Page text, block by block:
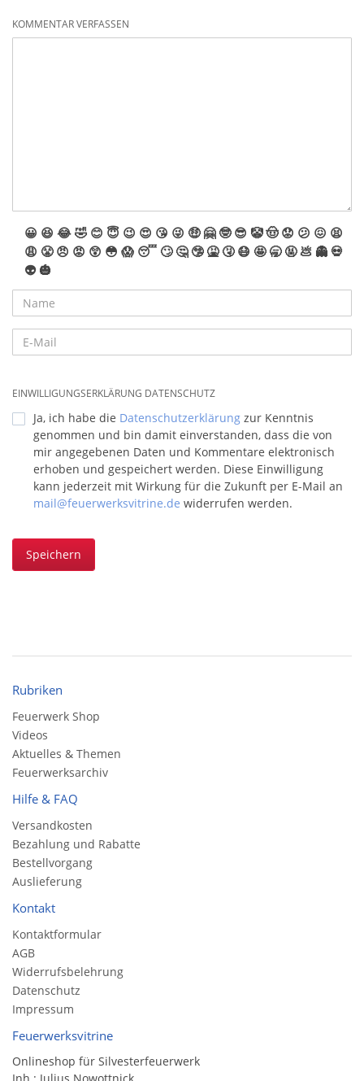
KOMMENTAR VERFASSEN
😀 😆 😂🤣 😊 😇 😉 😍 😘 😜 🤑 🤗 🤓 😎 🤡🤠 😟 😕 😖 😫
😩 😤 😠 😡 😲 😳 😱 😴 🙄 🤔 🤥 🤮 🤧 😷 🤩 🥱 🤬 💩 👻 💀
👽 🎃
EINWILLIGUNGSERKLÄRUNG DATENSCHUTZ
Ja, ich habe die Datenschutzerklärung zur Kenntnis
genommen und bin damit einverstanden, dass die von
mir angegebenen Daten und Kommentare elektronisch
erhoben und gespeichert werden. Diese Einwilligung
kann jederzeit mit Wirkung für die Zukunft per E-Mail an
mail@feuerwerksvitrine.de widerrufen werden.
Speichern
Rubriken
Feuerwerk Shop
Videos
Aktuelles & Themen
Feuerwerksarchiv
Hilfe & FAQ
Versandkosten
Bezahlung und Rabatte
Bestellvorgang
Auslieferung
Kontakt
Kontaktformular
AGB
Widerrufsbelehrung
Datenschutz
Impressum
Feuerwerksvitrine
Onlineshop für Silvesterfeuerwerk
Inh.: Julius Nowottnick